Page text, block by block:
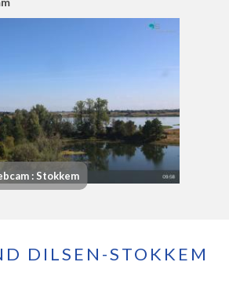
: Stokkem
DILSEN-STOKKEM